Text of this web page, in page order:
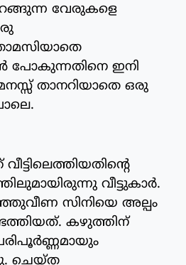
വേരുകളെ
പോകുന്നതിനെ ഇനി
താനറിയാതെ ഒരു
വീട്ടുകാർ.
സിനിയെ അല്പം
കഴുത്തിന്
ചെയ്ത